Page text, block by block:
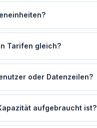
Tarifen gleich?
oder Datenzeilen?
aufgebraucht ist?